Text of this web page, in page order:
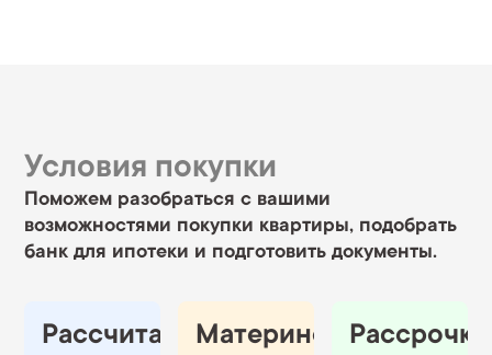
Поможем разобраться с вашими
возможностями покупки квартиры, подобрать
банк для ипотеки и подготовить документы.
Условия покупки
Рассчитать
МатеринскийРассрочка